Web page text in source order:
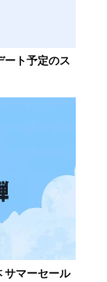
ト予定のス
マーセール